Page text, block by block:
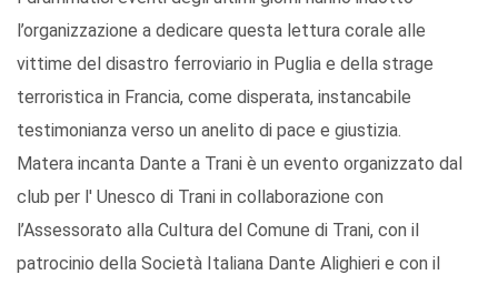
l’organizzazione a dedicare questa lettura corale alle
vittime del disastro ferroviario in Puglia e della strage
terroristica in Francia, come disperata, instancabile
testimonianza verso un anelito di pace e giustizia.
Matera incanta Dante a Trani è un evento organizzato dal
club per l' Unesco di Trani in collaborazione con
l’Assessorato alla Cultura del Comune di Trani, con il
patrocinio della Società Italiana Dante Alighieri e con il